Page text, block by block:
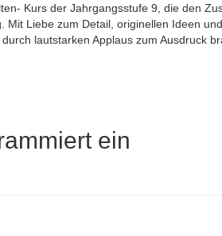
Kurs der Jahrgangsstufe 9, die den
Mit Liebe zum Detail, originellen Ideen
lautstarken Applaus zum Ausdruck
ein